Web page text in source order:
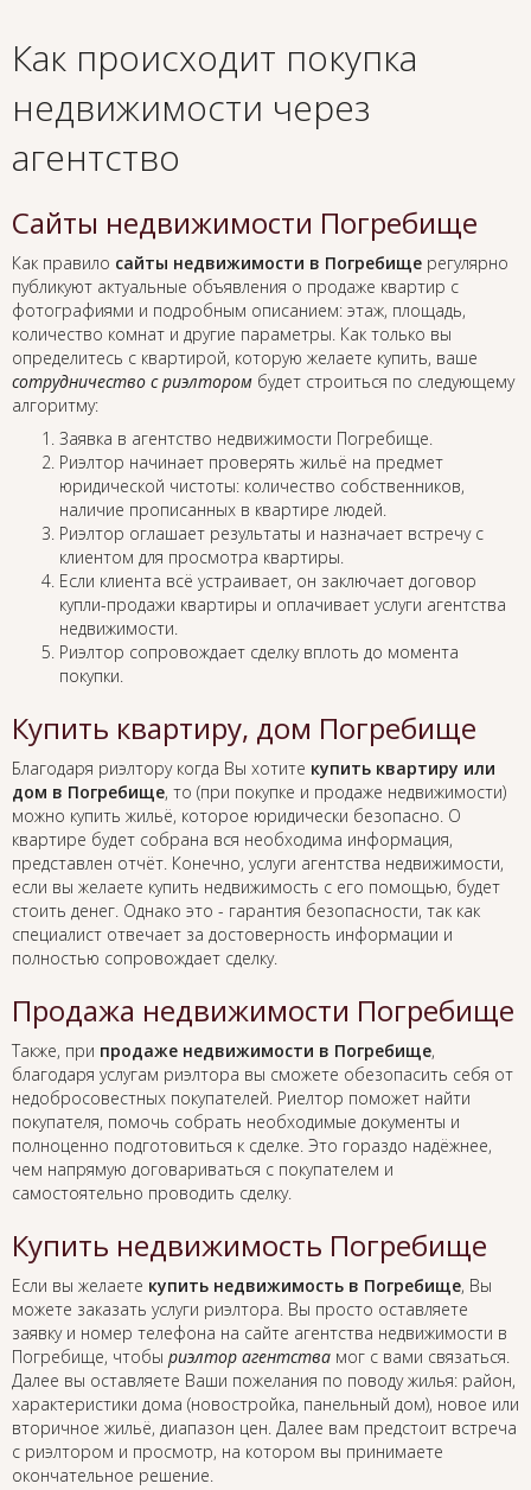
Как происходит покупка
недвижимости через
агентство
Сайты недвижимости Погребище
Как правило сайты недвижимости в Погребище регулярно
публикуют актуальные объявления о продаже квартир с
фотографиями и подробным описанием: этаж, площадь,
количество комнат и другие параметры. Как только вы
определитесь с квартирой, которую желаете купить, ваше
сотрудничество с риэлтором будет строиться по следующему
алгоритму:
Заявка в агентство недвижимости Погребище.
Риэлтор начинает проверять жильё на предмет
юридической чистоты: количество собственников,
наличие прописанных в квартире людей.
Риэлтор оглашает результаты и назначает встречу с
клиентом для просмотра квартиры.
Если клиента всё устраивает, он заключает договор
купли-продажи квартиры и оплачивает услуги агентства
недвижимости.
Риэлтор сопровождает сделку вплоть до момента
покупки.
Купить квартиру, дом Погребище
Благодаря риэлтору когда Вы хотите купить квартиру или
дом в Погребище, то (при покупке и продаже недвижимости)
можно купить жильё, которое юридически безопасно. О
квартире будет собрана вся необходима информация,
представлен отчёт. Конечно, услуги агентства недвижимости,
если вы желаете купить недвижимость с его помощью, будет
стоить денег. Однако это - гарантия безопасности, так как
специалист отвечает за достоверность информации и
полностью сопровождает сделку.
Продажа недвижимости Погребище
Также, при продаже недвижимости в Погребище,
благодаря услугам риэлтора вы сможете обезопасить себя от
недобросовестных покупателей. Риелтор поможет найти
покупателя, помочь собрать необходимые документы и
полноценно подготовиться к сделке. Это гораздо надёжнее,
чем напрямую договариваться с покупателем и
самостоятельно проводить сделку.
Купить недвижимость Погребище
Если вы желаете купить недвижимость в Погребище, Вы
можете заказать услуги риэлтора. Вы просто оставляете
заявку и номер телефона на сайте агентства недвижимости в
Погребище, чтобы риэлтор агентства мог с вами связаться.
Далее вы оставляете Ваши пожелания по поводу жилья: район,
характеристики дома (новостройка, панельный дом), новое или
вторичное жильё, диапазон цен. Далее вам предстоит встреча
с риэлтором и просмотр, на котором вы принимаете
окончательное решение.